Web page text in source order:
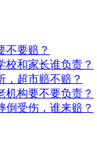
不要赔？
校和家长谁负责？
，超市赔不赔？
机构要不要负责？
倒受伤，谁来赔？